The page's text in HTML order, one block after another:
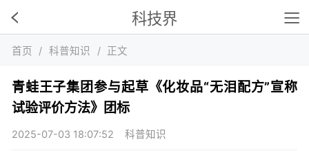
科技界
首页 / 科普知识 / 正文
青蛙王子集团参与起草《化妆品“无泪配方”宣称
试验评价方法》团标
2025-07-03 18:07:52 科普知识